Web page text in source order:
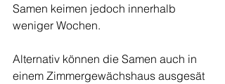
Samen keimen jedoch innerhalb
weniger Wochen.
Alternativ können die Samen auch in
einem Zimmergewächshaus ausgesät